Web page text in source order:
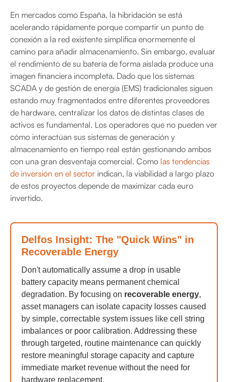
En mercados como España, la hibridación se está
acelerando rápidamente porque compartir un punto de
conexión a la red existente simplifica enormemente el
camino para añadir almacenamiento. Sin embargo, evaluar
el rendimiento de su batería de forma aislada produce una
imagen financiera incompleta. Dado que los sistemas
SCADA y de gestión de energía (EMS) tradicionales siguen
estando muy fragmentados entre diferentes proveedores
de hardware, centralizar los datos de distintas clases de
activos es fundamental. Los operadores que no pueden ver
cómo interactúan sus sistemas de generación y
almacenamiento en tiempo real están gestionando ambos
con una gran desventaja comercial. Como las tendencias
de inversión en el sector indican, la viabilidad a largo plazo
de estos proyectos depende de maximizar cada euro
invertido.
Delfos Insight: The "Quick Wins" in
Recoverable Energy
Don't automatically assume a drop in usable
battery capacity means permanent chemical
degradation. By focusing on recoverable energy,
asset managers can isolate capacity losses caused
by simple, correctable system issues like cell string
imbalances or poor calibration. Addressing these
through targeted, routine maintenance can quickly
restore meaningful storage capacity and capture
immediate market revenue without the need for
hardware replacement.